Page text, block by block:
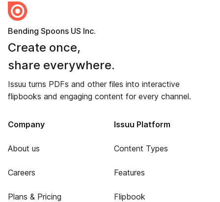
Bending Spoons US Inc.
Create once,
share everywhere.
Issuu turns PDFs and other files into interactive
flipbooks and engaging content for every channel.
Company
About us
Careers
Plans & Pricing
Issuu Platform
Content Types
Features
Flipbook